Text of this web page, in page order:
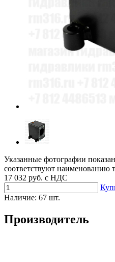
Указанные фотографии
соответствуют наименованию
17 032 руб. с НДС
Наличие: 67 шт.
Производитель